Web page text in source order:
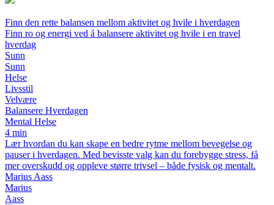
Finn den rette balansen mellom aktivitet og hvile i hverdagen
Finn ro og energi ved å balansere aktivitet og hvile i en travel
hverdag
Sunn
Sunn
Helse
Livsstil
Velvære
Balansere Hverdagen
Mental Helse
4 min
Lær hvordan du kan skape en bedre rytme mellom bevegelse og
pauser i hverdagen. Med bevisste valg kan du forebygge stress, få
mer overskudd og oppleve større trivsel – både fysisk og mentalt.
Marius Aass
Marius
Aass